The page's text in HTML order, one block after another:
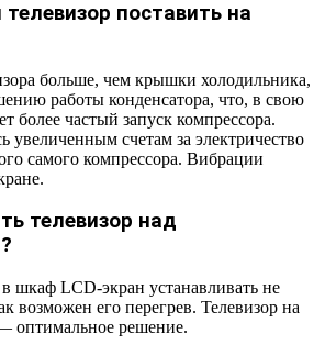
поставить на
больше, чем крышки холодильника,
работы конденсатора, что, в свою
более частый запуск компрессора.
увеличенным счетам за электричество
самого компрессора. Вибрации
телевизор над
шкаф LCD-экран устанавливать не
возможен его перегрев. Телевизор на
оптимальное решение.